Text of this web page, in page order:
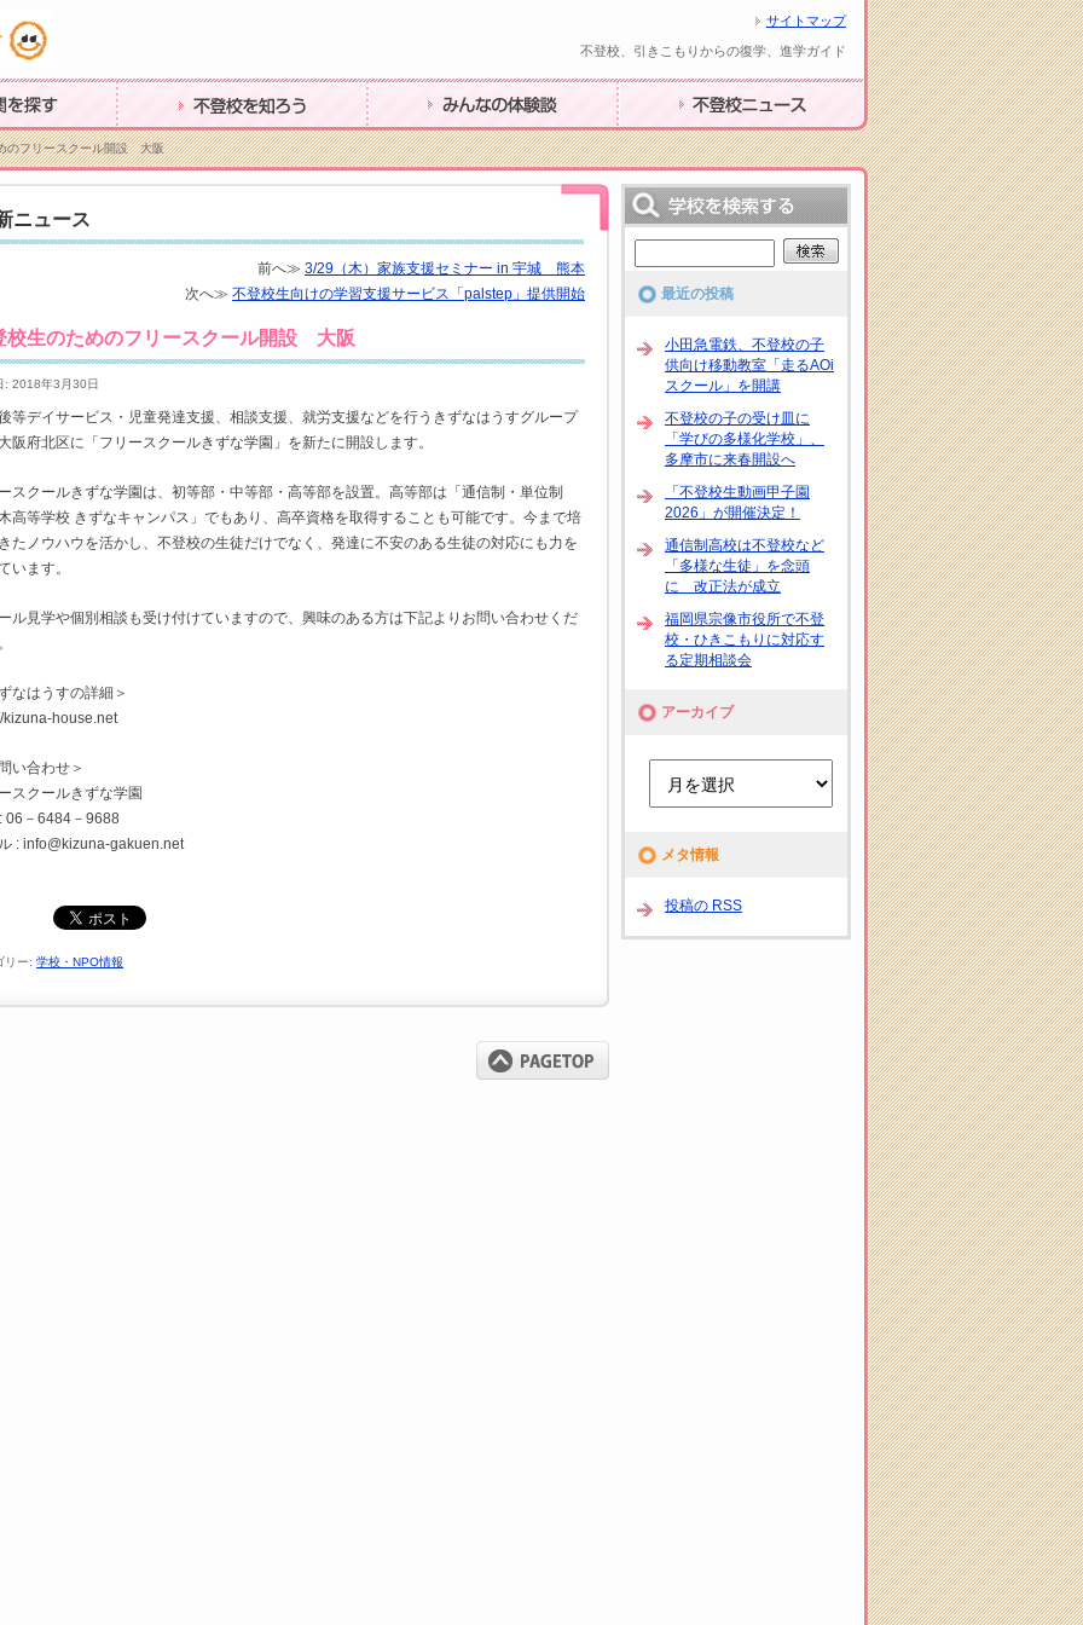
サイトマップ
不登校、引きこもりからの復学、進学ガイド
不登校を知ろう みんなの体験談 不登校ニュース
のフリースクール開設 大阪
ニュース
前へ≫ 3/29（木）家族支援セミナー in 宇城 熊本
次へ≫ 不登校生向けの学習支援サービス「palstep」提供開始
校生のためのフリースクール開設 大阪
: 2018年3月30日
等デイサービス・児童発達支援、相談支援、就労支援などを行うきずなはうすグループ
阪府北区に「フリースクールきずな学園」を新たに開設します。
スクールきずな学園は、初等部・中等部・高等部を設置。高等部は「通信制・単位制
高等学校 きずなキャンパス」でもあり、高卒資格を取得することも可能です。今まで培
たノウハウを活かし、不登校の生徒だけでなく、発達に不安のある生徒の対応にも力を
います。
ル見学や個別相談も受け付けていますので、興味のある方は下記よりお問い合わせくだ
なはうすの詳細＞
kizuna-house.net
い合わせ＞
スクールきずな学園
06－6484－9688
: info@kizuna-gakuen.net
リー: 学校・NPO情報
最近の投稿
小田急電鉄、不登校の子
供向け移動教室「走るAOi
スクール」を開講
不登校の子の受け皿に
「学びの多様化学校」、
多摩市に来春開設へ
「不登校生動画甲子園
2026」が開催決定！
通信制高校は不登校など
「多様な生徒」を念頭
に 改正法が成立
福岡県宗像市役所で不登
校・ひきこもりに対応す
る定期相談会
アーカイブ
メタ情報
投稿の RSS